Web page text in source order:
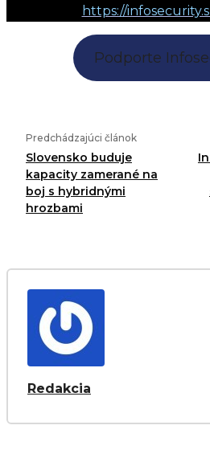
https://
Podporte
Predchádzajúci článok
Slovensko buduje
kapacity zamerané na
boj s hybridnými
hrozbami
Redakcia